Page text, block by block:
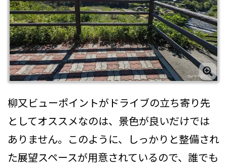
柳又ビューポイントがドライブの立ち寄り先
としてオススメなのは、景色が良いだけでは
ありません。このように、しっかりと整備され
た展望スペースが用意されているので、誰でも